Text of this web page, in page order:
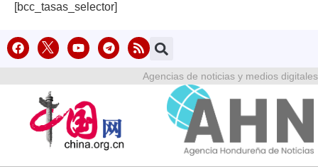
[bcc_tasas_selector]
Agencias de noticias y medios digitales